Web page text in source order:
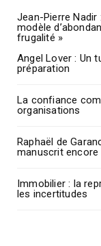
Jean-Pierre Nadir
modèle
frugalité »
Angel Lover : Un
préparation
La confiance
organisations
Raphaël de
manuscrit
Immobilier : la
les incertitudes